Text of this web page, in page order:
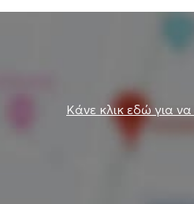
Κάνε κλικ εδώ για